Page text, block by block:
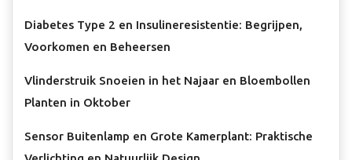
Diabetes Type 2 en Insulineresistentie: Begrijpen,
Voorkomen en Beheersen
Vlinderstruik Snoeien in het Najaar en Bloembollen
Planten in Oktober
Sensor Buitenlamp en Grote Kamerplant: Praktische